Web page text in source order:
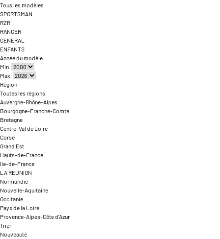
Tous les modèles
SPORTSMAN
RZR
RANGER
GENERAL
ENFANTS
Année du modèle
Min.
Max.
Région
Toutes les régions
Auvergne-Rhône-Alpes
Bourgogne-Franche-Comté
Bretagne
Centre-Val de Loire
Corse
Grand Est
Hauts-de-France
Ile-de-France
LA REUNION
Normandie
Nouvelle-Aquitaine
Occitanie
Pays de la Loire
Provence-Alpes-Côte d'Azur
Trier
Nouveauté